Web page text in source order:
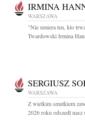
IRMINA
WARSZAWA
"Nie umiera ten, kto
Twardowski Irmina
SERGIUSZ
WARSZAWA
Z wielkim smutkiem
2026 roku odszedł